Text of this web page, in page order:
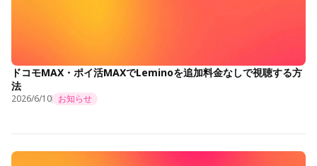
ドコモMAX・ポイ活MAXでLeminoを追加料金なしで視聴する方
法
2026/6/10 お知らせ